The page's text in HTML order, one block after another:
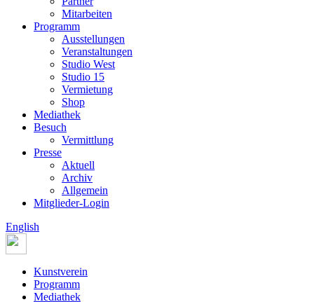
Mitarbeiten
Programm
Ausstellungen
Veranstaltungen
Studio West
Studio 15
Vermietung
Shop
Mediathek
Besuch
Vermittlung
Presse
Aktuell
Archiv
Allgemein
Mitglieder-Login
English
Kunstverein
Programm
Mediathek